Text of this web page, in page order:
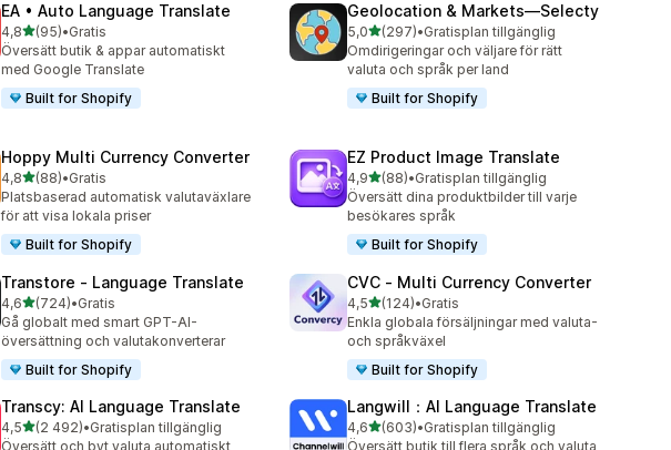
EA • Auto Language Translate
4,8av 5 stjärnor
(95)
95 recensioner totalt
•Gratis
Översätt butik & appar automatiskt
med Google Translate
Built for Shopify
Geolocation & Markets—Selecty
5,0av 5 stjärnor
(297)
297 recensioner totalt
•Gratisplan tillgänglig
Omdirigeringar och väljare för rätt
valuta och språk per land
Built for Shopify
Hoppy Multi Currency Converter
4,8av 5 stjärnor
(88)
88 recensioner totalt
•Gratis
Platsbaserad automatisk valutaväxlare
för att visa lokala priser
Built for Shopify
EZ Product Image Translate
4,9av 5 stjärnor
(88)
88 recensioner totalt
•Gratisplan tillgänglig
Översätt dina produktbilder till varje
besökares språk
Built for Shopify
Transtore ‑ Language Translate
4,6av 5 stjärnor
(724)
724 recensioner totalt
•Gratis
Gå globalt med smart GPT-AI-
översättning och valutakonverterar
Built for Shopify
CVC ‑ Multi Currency Converter
4,5av 5 stjärnor
(124)
124 recensioner totalt
•Gratis
Enkla globala försäljningar med valuta-
och språkväxel
Built for Shopify
Transcy: AI Language Translate
4,5av 5 stjärnor
(2 492)
2492 recensioner totalt
•Gratisplan tillgänglig
Översätt och byt valuta automatiskt
Langwill：AI Language Translate
4,6av 5 stjärnor
(603)
603 recensioner totalt
•Gratisplan tillgänglig
Översätt butik till flera språk och valuta